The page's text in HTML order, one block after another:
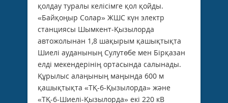
қолдау туралы келісімге қол қойды.
«Байқоңыр Солар» ЖШС күн электр
станциясы Шымкент-Қызылорда
автожолынан 1,8 шақырым қашықтықта
Шиелі ауданының Сулутөбе мен Бірқазан
елді мекендерінің ортасында салынады.
Құрылыс алаңының маңында 600 м
қашықтықта «ТҚ-6-Қызылорда» және
«ТҚ-6-Шиелі-Қызылорда» екі 220 кВ